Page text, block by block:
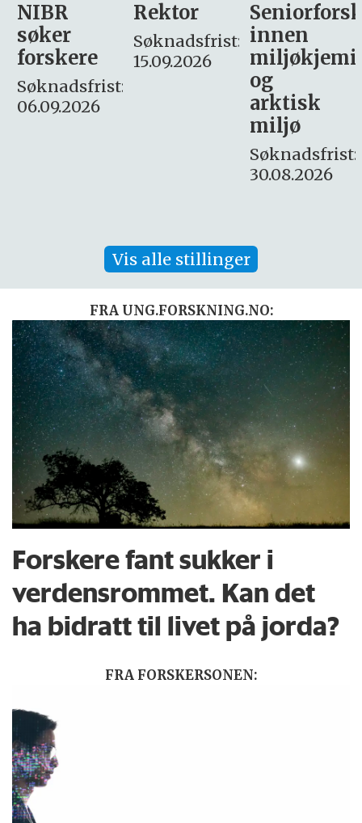
Rektor
Søknadsfrist:
15.09.2026
Seniorforsker
innen
miljøkjemi
søker
– fast
Søknadsfrist:
16. august.
Vis alle stillinger
FRA UNG.FORSKNING.NO:
Forskere fant sukker i
verdensrommet. Kan det
ha bidratt til livet på jorda?
FRA FORSKERSONEN: